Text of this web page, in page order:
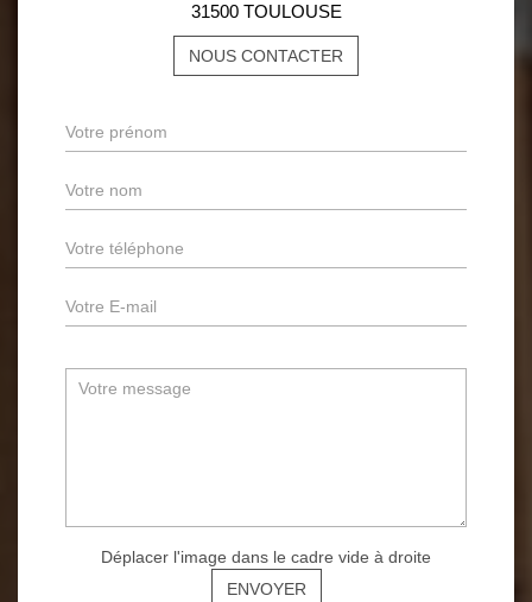
31500 TOULOUSE
NOUS CONTACTER
Déplacer l'image dans le cadre vide à droite
ENVOYER